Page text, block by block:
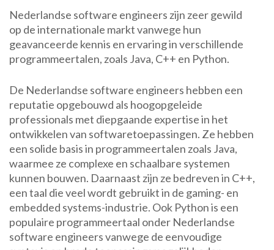
Nederlandse software engineers zijn zeer gewild
op de internationale markt vanwege hun
geavanceerde kennis en ervaring in verschillende
programmeertalen, zoals Java, C++ en Python.
De Nederlandse software engineers hebben een
reputatie opgebouwd als hoogopgeleide
professionals met diepgaande expertise in het
ontwikkelen van softwaretoepassingen. Ze hebben
een solide basis in programmeertalen zoals Java,
waarmee ze complexe en schaalbare systemen
kunnen bouwen. Daarnaast zijn ze bedreven in C++,
een taal die veel wordt gebruikt in de gaming- en
embedded systems-industrie. Ook Python is een
populaire programmeertaal onder Nederlandse
software engineers vanwege de eenvoudige